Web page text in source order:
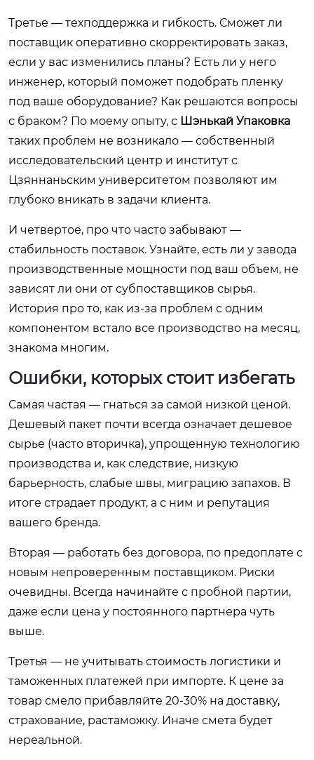
Третье — техподдержка и гибкость. Сможет ли
поставщик оперативно скорректировать заказ,
если у вас изменились планы? Есть ли у него
инженер, который поможет подобрать пленку
под ваше оборудование? Как решаются вопросы
с браком? По моему опыту, с Шэнькай Упаковка
таких проблем не возникало — собственный
исследовательский центр и институт с
Цзяннаньским университетом позволяют им
глубоко вникать в задачи клиента.
И четвертое, про что часто забывают —
стабильность поставок. Узнайте, есть ли у завода
производственные мощности под ваш объем, не
зависят ли они от субпоставщиков сырья.
История про то, как из-за проблем с одним
компонентом встало все производство на месяц,
знакома многим.
Ошибки, которых стоит избегать
Самая частая — гнаться за самой низкой ценой.
Дешевый пакет почти всегда означает дешевое
сырье (часто вторичка), упрощенную технологию
производства и, как следствие, низкую
барьерность, слабые швы, миграцию запахов. В
итоге страдает продукт, а с ним и репутация
вашего бренда.
Вторая — работать без договора, по предоплате с
новым непроверенным поставщиком. Риски
очевидны. Всегда начинайте с пробной партии,
даже если цена у постоянного партнера чуть
выше.
Третья — не учитывать стоимость логистики и
таможенных платежей при импорте. К цене за
товар смело прибавляйте 20-30% на доставку,
страхование, растаможку. Иначе смета будет
нереальной.